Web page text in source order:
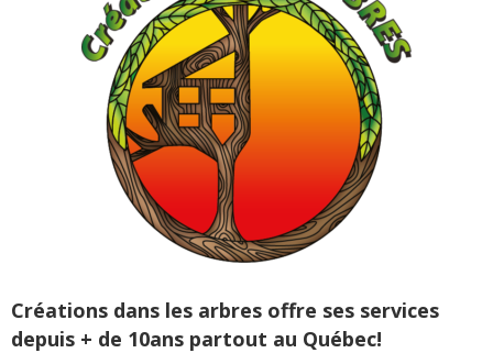
Créations dans les arbres offre ses services
depuis + de 10ans partout au Québec!